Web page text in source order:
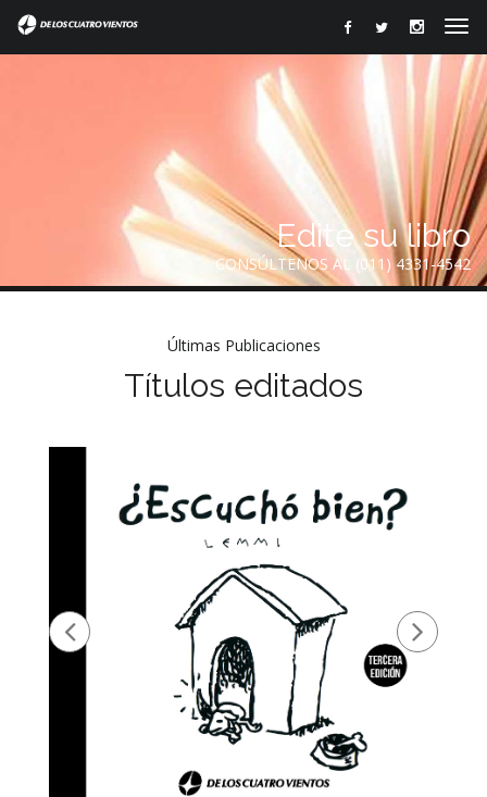
Edite su libro
CONSÚLTENOS AL (011) 4331-4542
Últimas Publicaciones
Títulos editados